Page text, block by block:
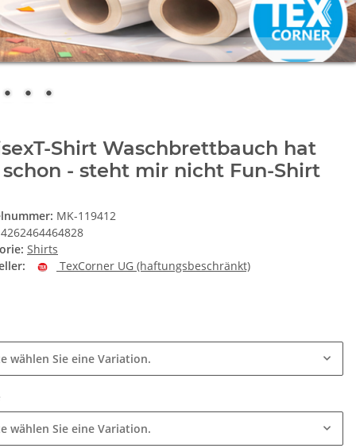
Shirt Waschbrettbauch hat
- steht mir nicht Fun-Shirt
MK-119412
4262464464828
Shirts
TexCorner UG (haftungsbeschränkt)
wählen Sie eine Variation.
wählen Sie eine Variation.